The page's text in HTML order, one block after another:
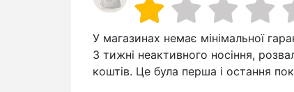
У магазинах немає мінімальної
3 тижні неактивного носіння,
коштів. Це була перша і остання